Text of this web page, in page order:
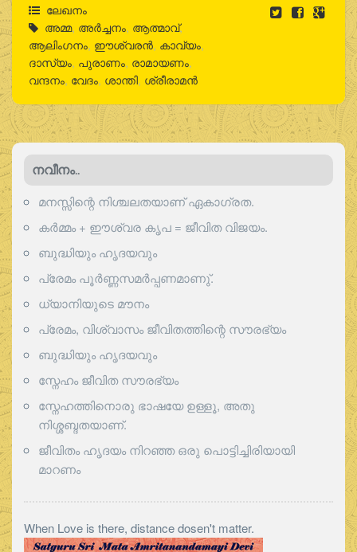
ലേഖനം
അമ്മ, അര്‍ച്ചനം, ആത്മാവ്,
ആലിംഗനം, ഈശ്വരന്‍, കാവ്യം,
ദാസ്യം, പുരാണം, രാമായണം,
വന്ദനം, വേദം, ശാന്തി, ശ്രീരാമന്‍
നവീനം..
മനസ്സിന്റെ നിശ്ചലതയാണ് ഏകാഗ്രത.
കർമ്മം + ഈശ്വര കൃപ = ജീവിത വിജയം.
ബുദ്ധിയും ഹൃദയവും
പ്രേമം പൂര്‍ണ്ണസമര്‍പ്പണമാണു്.
ധ്യാനിയുടെ മൗനം
പ്രേമം, വിശ്വാസം ജീവിതത്തിന്റെ സൗരഭ്യം
ബുദ്ധിയും ഹൃദയവും
സ്നേഹം ജീവിത സൗരഭ്യം
സ്നേഹത്തിനൊരു ഭാഷയേ ഉള്ളൂ, അതു
നിശ്ശബ്ദതയാണ്.
ജീവിതം ഹൃദയം നിറഞ്ഞ ഒരു പൊട്ടിച്ചിരിയായി
മാറണം
When Love is there, distance dosen't matter.